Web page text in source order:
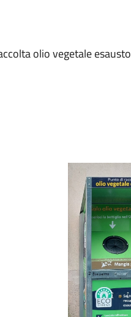
olio vegetale esausto